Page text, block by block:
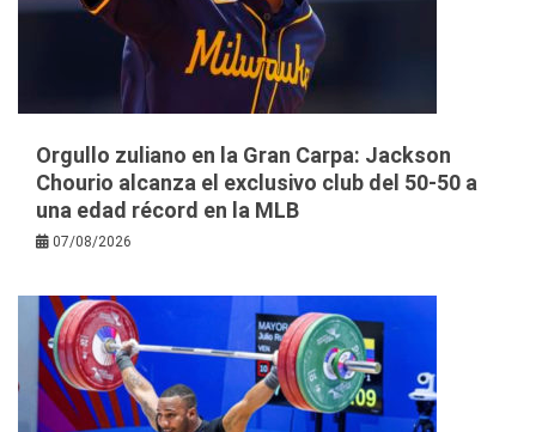
Orgullo zuliano en la Gran Carpa: Jackson
Chourio alcanza el exclusivo club del 50-50 a
una edad récord en la MLB
07/08/2026